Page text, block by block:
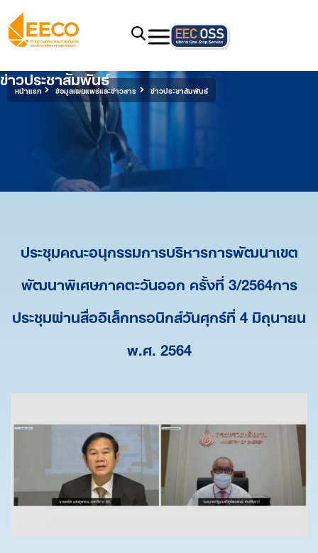
หน้าแรก ข้อมูลเผยแพร่และข่าวสาร ข่าวประชาสัมพันธ์
ข่าวประชาสัมพันธ์
ประชุมคณะอนุกรรมการบริหารการพัฒนาเขต
พัฒนาพิเศษภาคตะวันออก ครั้งที่ 3/2564การ
ประชุมผ่านสื่ออิเล็กทรอนิกส์วันศุกร์ที่ 4 มิถุนายน
พ.ศ. 2564